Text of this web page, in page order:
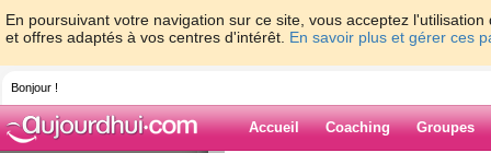
En poursuivant votre navigation sur ce site, vous acceptez
et offres adaptés à vos centres d'intérêt. En savoir plus et gérer ces
Bonjour !
Accueil Coaching Groupes